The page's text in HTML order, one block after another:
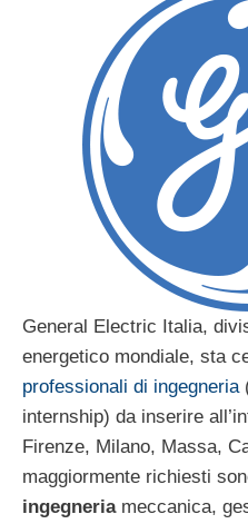
General Electric Italia,
energetico mondiale, sta
professionali di ingegneria
internship) da inserire
Firenze, Milano, Massa,
maggiormente richiesti
ingegneriameccanica,